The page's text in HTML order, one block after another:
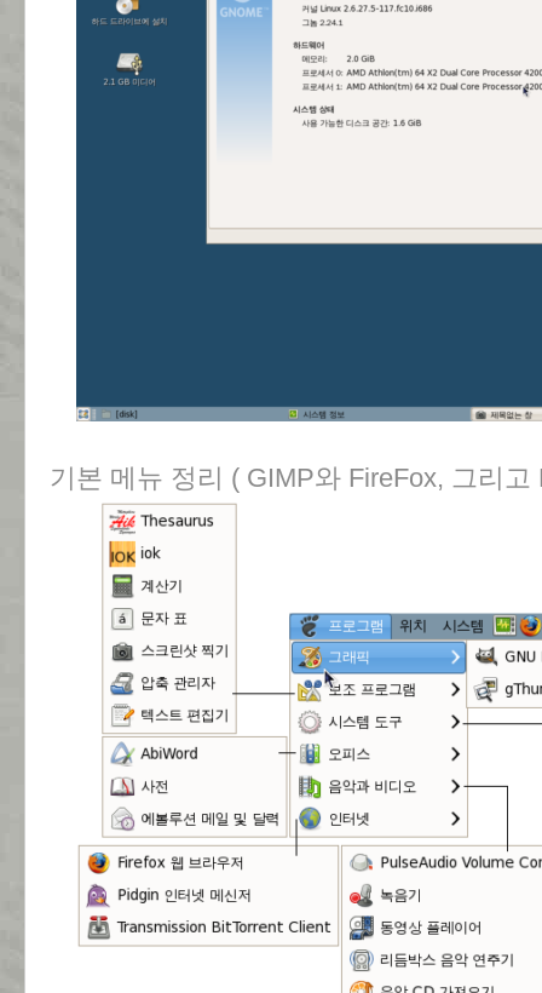
기본 메뉴 정리 ( GIMP와 FireFox, 그리